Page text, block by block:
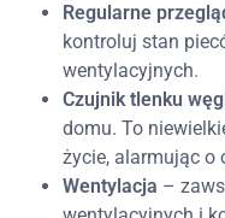
Regularne
kontroluj stan
wentylacyjnych.
Czujnik tlenku
domu. To
życie, alarmując o
Wentylacja –